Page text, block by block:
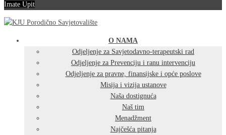
Imate Upit
O NAMA
Odjeljenje za Savjetodavno-terapeutski rad
Odjeljenje za Prevenciju i ranu intervenciju
Odjeljenje za pravne, finansijske i opće poslove
Misija i vizija ustanove
Naša dostignuća
Naš tim
Menadžment
Najčešća pitanja